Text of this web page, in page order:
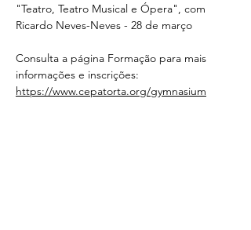
"Teatro, Teatro Musical e Ópera", com
Ricardo Neves-Neves - 28 de março
Consulta a página Formação para mais
informações e inscrições:
https://www.cepatorta.org/gymnasium